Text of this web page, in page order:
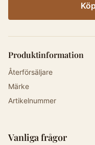
Produktinformation
Återförsäljare
Märke
Artikelnummer
Vanliga frågor